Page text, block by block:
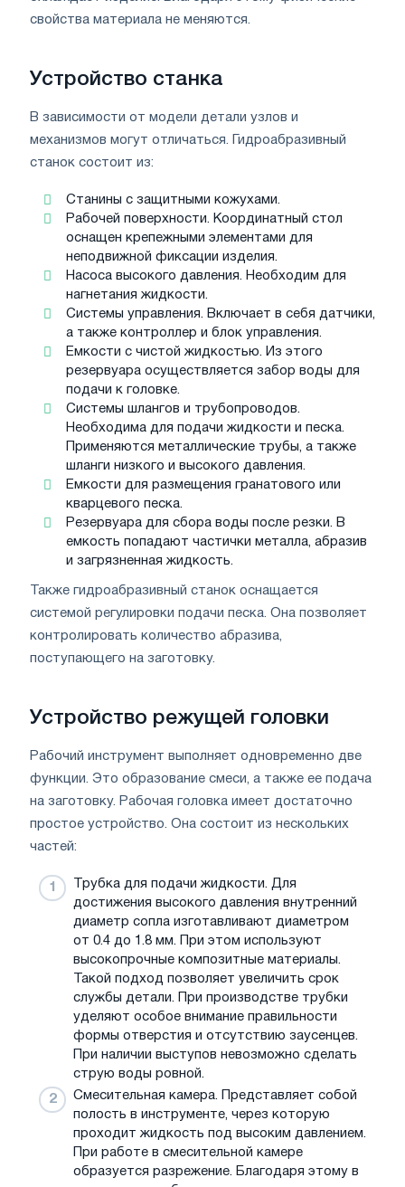
свойства материала не меняются.
Устройство станка
В зависимости от модели детали узлов и
механизмов могут отличаться. Гидроабразивный
станок состоит из:
Станины с защитными кожухами.
Рабочей поверхности. Координатный стол
оснащен крепежными элементами для
неподвижной фиксации изделия.
Насоса высокого давления. Необходим для
нагнетания жидкости.
Системы управления. Включает в себя датчики,
а также контроллер и блок управления.
Емкости с чистой жидкостью. Из этого
резервуара осуществляется забор воды для
подачи к головке.
Системы шлангов и трубопроводов.
Необходима для подачи жидкости и песка.
Применяются металлические трубы, а также
шланги низкого и высокого давления.
Емкости для размещения гранатового или
кварцевого песка.
Резервуара для сбора воды после резки. В
емкость попадают частички металла, абразив
и загрязненная жидкость.
Также гидроабразивный станок оснащается
системой регулировки подачи песка. Она позволяет
контролировать количество абразива,
поступающего на заготовку.
Устройство режущей головки
Рабочий инструмент выполняет одновременно две
функции. Это образование смеси, а также ее подача
на заготовку. Рабочая головка имеет достаточно
простое устройство. Она состоит из нескольких
частей:
Трубка для подачи жидкости. Для
достижения высокого давления внутренний
диаметр сопла изготавливают диаметром
от 0.4 до 1.8 мм. При этом используют
высокопрочные композитные материалы.
Такой подход позволяет увеличить срок
службы детали. При производстве трубки
уделяют особое внимание правильности
формы отверстия и отсутствию заусенцев.
При наличии выступов невозможно сделать
струю воды ровной.
Смесительная камера. Представляет собой
полость в инструменте, через которую
проходит жидкость под высоким давлением.
При работе в смесительной камере
образуется разрежение. Благодаря этому в